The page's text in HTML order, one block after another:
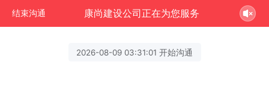
结束沟通 康尚建设公司正在为您服务
2026-08-09 03:31:01 开始沟通